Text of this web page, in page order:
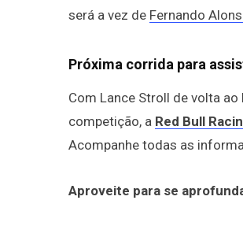
será a vez de Fernando
Próxima corrida para
Com Lance Stroll de volta
competição, a Red Bull
Acompanhe todas as
Aproveite para se